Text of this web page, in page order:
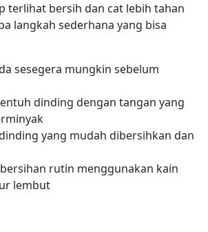
terlihat bersih dan cat lebih tahan
langkah sederhana yang bisa
sesegera mungkin sebelum
dinding dengan tangan yang
yang mudah dibersihkan dan
rutin menggunakan kain
lembut